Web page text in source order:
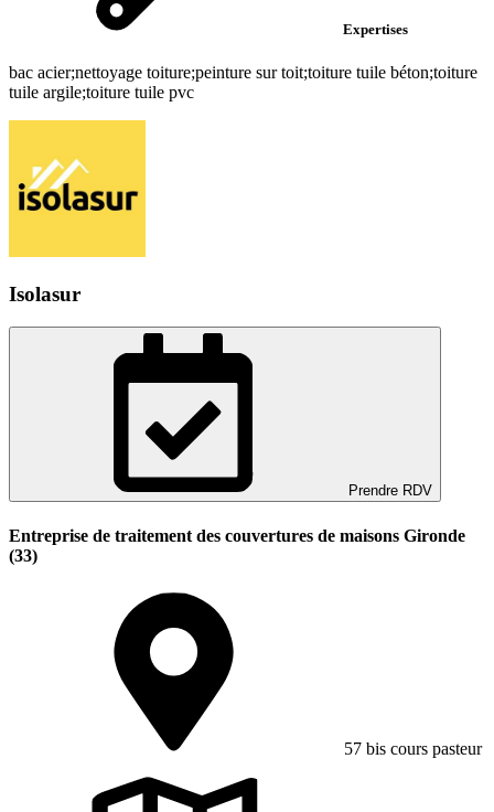
Expertises
bac acier;nettoyage toiture;peinture sur toit;toiture tuile béton;toiture
tuile argile;toiture tuile pvc
Isolasur
Prendre RDV
Entreprise de traitement des couvertures de maisons Gironde
(33)
57 bis cours pasteur